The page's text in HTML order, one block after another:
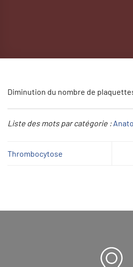
Diminution du nombre de
Liste des mots par catégorie :
Thrombocytose